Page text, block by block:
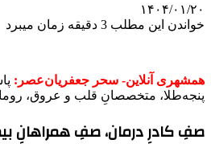
۱۴۰۴/۰۱/۲۰
خواندن این مطلب 3 دقیقه زمان میبرد
همشهری آنلاین- سحر جعفریان‌عصر:
پنجه‌طلا، متخصصانِ قلب و عروق،
صفِ کادرِ درمان، صفِ همراهانِ